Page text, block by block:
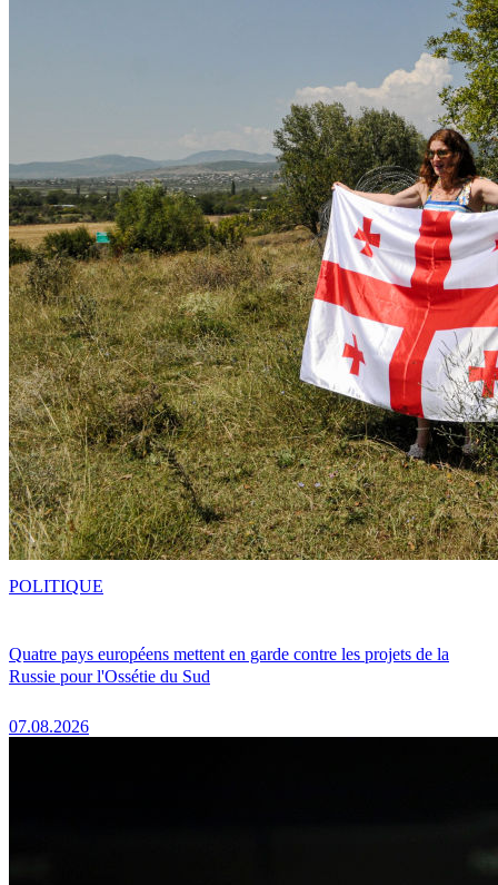
Quatre pays européens mettent en garde contre les projets de la
Russie pour l'Ossétie du Sud
07.08.2026
POLITIQUE